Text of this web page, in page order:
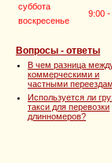
суббота
9:00 -
воскресенье
Вопросы - ответы
В чем разница
коммерческими и
частными
Используется ли
такси для перевозки
длинномеров?